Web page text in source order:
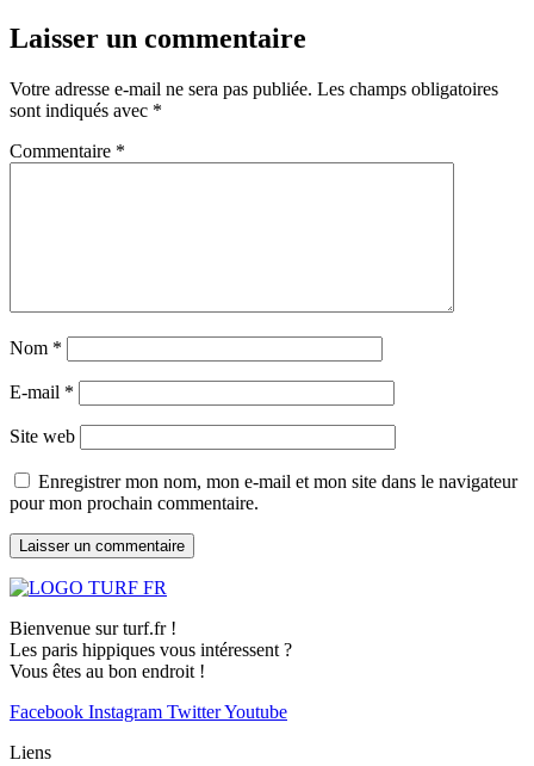
Laisser un commentaire
Votre adresse e-mail ne sera pas publiée. Les champs obligatoires
sont indiqués avec *
Commentaire *
Nom *
E-mail *
Site web
Enregistrer mon nom, mon e-mail et mon site dans le navigateur
pour mon prochain commentaire.
Bienvenue sur turf.fr !
Les paris hippiques vous intéressent ?
Vous êtes au bon endroit !
Facebook Instagram TwitterYoutube
Liens